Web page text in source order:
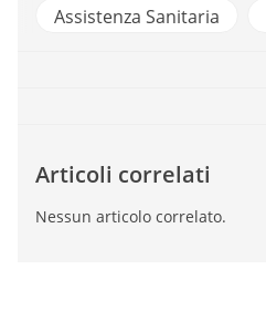
Assistenza Sanitaria
Articoli correlati
Nessun articolo correlato.